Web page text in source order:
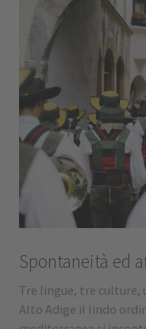
Spontaneità ed
Tre lingue, tre culture,
Alto Adige il lindo